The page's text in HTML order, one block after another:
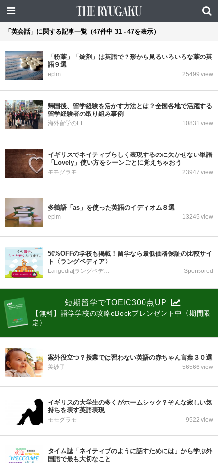
「英会話」に関する記事一覧（47件中 31 - 47を表示）
「粉薬」「錠剤」は英語で？形から見るいろいろな薬の英
語９選
eplm 25499 view
帰国後、留学経験を活かす方法とは？全国各地で活躍する
留学経験者の取り組み事例
海外留学のEF 10831 view
イギリスでネイティブらしく表現するのに欠かせない単語
「Lovely」使い方をシーンごとに覚えちゃおう
モモグラモ 23947 view
多義語「as」を使った英語のイディオム８選
eplm 13245 view
50%OFFの学校も掲載！留学なら最低価格保証の比較サイ
ト〈ラングペディア〉
Langedia[ラングペディア] Sponsored
短期留学でTOEIC300点UP
【無料】語学学校の攻略eBookプレンゼント中〈期間限
定〉
案外役立つ？授業では習わない英語の赤ちゃん言葉３０選
美紗子 56566 view
イギリスの大学生の多くがホームシック？そんな寂しい気
持ちを表す英語表現
モモグラモ 9522 view
タイム誌「ネイティブのように話すためには」から学ぶ外
国語で最も大切なこと